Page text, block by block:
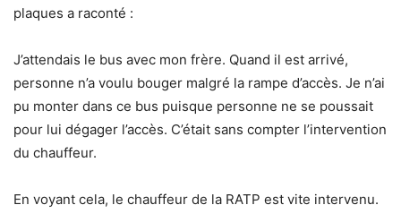
plaques a raconté :
J’attendais le bus avec mon frère. Quand il est arrivé,
personne n’a voulu bouger malgré la rampe d’accès. Je n’ai
pu monter dans ce bus puisque personne ne se poussait
pour lui dégager l’accès. C’était sans compter l’intervention
du chauffeur.
En voyant cela, le chauffeur de la RATP est vite intervenu.